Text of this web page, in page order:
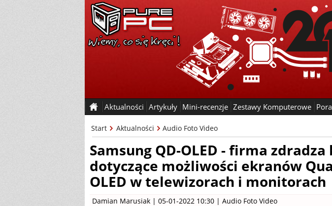
Aktualności Artykuły Mini-recenzje Zestawy Komputerowe
Start Aktualności Audio Foto Video
Samsung QD-OLED - firma
dotyczące możliwości ekranów
OLED w telewizorach i monitorach
Damian Marusiak | 05-01-2022 10:30 | Audio Foto Video